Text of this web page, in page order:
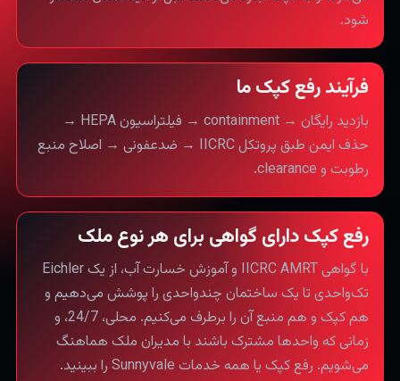
شود.
فرآیند رفع کپک ما
بازدید رایگان → containment → فیلتراسیون HEPA →
حذف ایمن طبق پروتکل IICRC → ضدعفونی → اصلاح منبع
رطوبت و clearance.
رفع کپک دارای گواهی برای هر نوع ملک
با گواهی IICRC AMRT و آموزش خسارت آب، از یک Eichler
تک‌واحدی تا یک ساختمان چندواحدی را پوشش می‌دهیم و
هم کپک و هم منبع آن را برطرف می‌کنیم. محلی، 24/7، و
زمانی که واحدها مشترک باشند با مدیران ملک هماهنگ
می‌شویم. رفع کپک یا همه خدمات Sunnyvale را ببینید.